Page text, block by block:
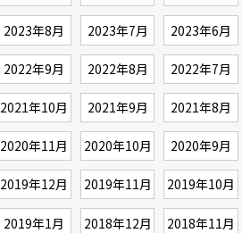
2023年8月 2023年7月 2023年6月
2022年9月 2022年8月 2022年7月
2021年10月 2021年9月 2021年8月
2020年11月 2020年10月 2020年9月
2019年12月 2019年11月 2019年10月
2019年1月 2018年12月 2018年11月